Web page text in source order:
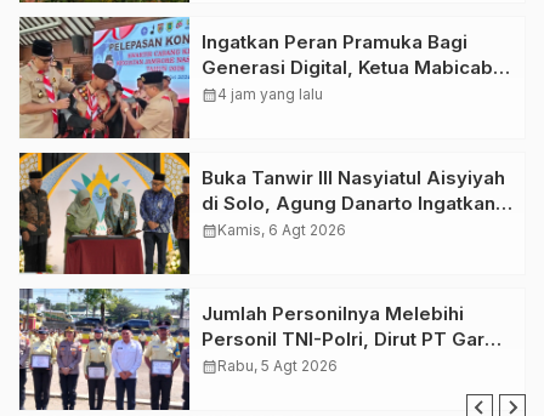
Ingatkan Peran Pramuka Bagi
Generasi Digital, Ketua Mabicab
Gerakan Pramuka Klaten Lepas
calendar_month4 jam yang lalu
Buka Tanwir III Nasyiatul Aisyiyah
di Solo, Agung Danarto Ingatkan
Tigal Hal Ini Untuk Para Kader NA
calendar_monthKamis, 6 Agt 2026
Jumlah Personilnya Melebihi
Personil TNI-Polri, Dirut PT Garda
Total Security Klaten Tegaskan
calendar_monthRabu, 5 Agt 2026